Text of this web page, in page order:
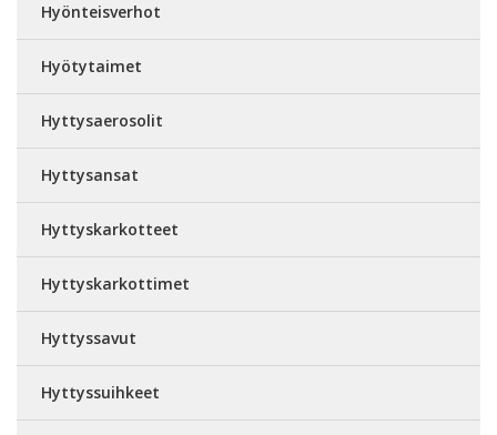
Hyönteisverhot
Hyötytaimet
Hyttysaerosolit
Hyttysansat
Hyttyskarkotteet
Hyttyskarkottimet
Hyttyssavut
Hyttyssuihkeet